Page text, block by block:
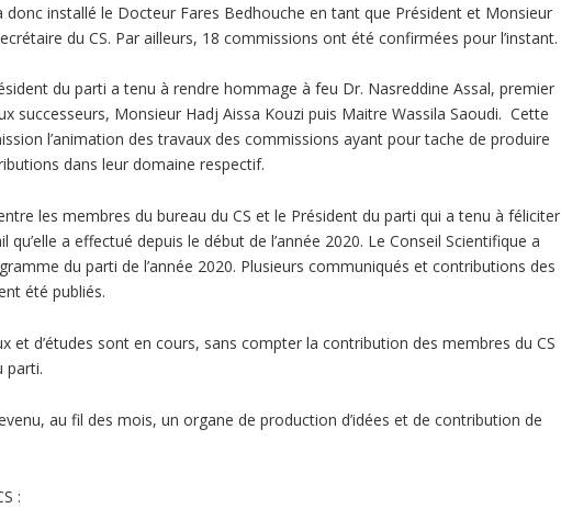
donc installé le Docteur Fares Bedhouche en tant que Président et Monsieur
du CS. Par ailleurs, 18 commissions ont été confirmées pour l’instant.
du parti a tenu à rendre hommage à feu Dr. Nasreddine Assal, premier
successeurs, Monsieur Hadj Aissa Kouzi puis Maitre Wassila Saoudi. Cette
l’animation des travaux des commissions ayant pour tache de produire
dans leur domaine respectif.
les membres du bureau du CS et le Président du parti qui a tenu à féliciter
qu’elle a effectué depuis le début de l’année 2020. Le Conseil Scientifique a
du parti de l’année 2020. Plusieurs communiqués et contributions des
été publiés.
et d’études sont en cours, sans compter la contribution des membres du CS
parti.
au fil des mois, un organe de production d’idées et de contribution de
: